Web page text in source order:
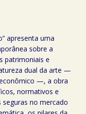
apresenta uma
sobre a
patrimoniais e
dual da arte —
—, a obra
normativos e
no mercado